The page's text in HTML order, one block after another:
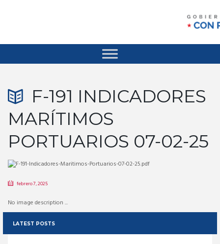
F-191 INDICADORES
MARÍTIMOS
PORTUARIOS 07-02-25
febrero 7, 2025
No image description ...
LATEST POSTS